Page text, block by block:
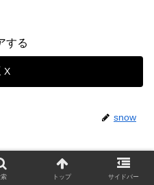
する
X
snow
トップ サイドバー